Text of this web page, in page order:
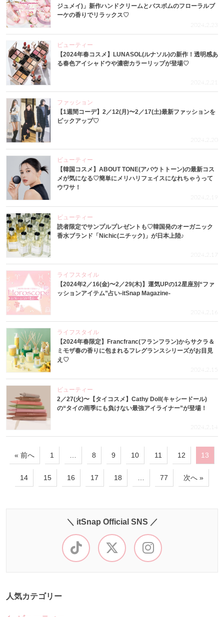
ジュメイ)」新作ハンドクリームとバスボムのフローラルブ
ーケの香りでリラックス♡
2024.2.23
ビューティー
【2024年春コスメ】LUNASOL(ルナソル)の新作！透明感あ
る春色アイシャドウや濃密カラーリップが登場♡
2024.2.21
ファッション
【1週間コーデ】2／12(月)〜2／17(土)最新ファッションを
ピックアップ♡
2024.2.20
ビューティー
【韓国コスメ】ABOUT TONE(アバウトトーン)の最新コス
メが気になる♡簡単にメリハリフェイスになれちゃうって
ウワサ！
2024.2.19
ビューティー
読者限定でサンプルプレゼントも♡韓国発のオーガニック
香水ブランド「Nichic(ニチック)」が日本上陸♪
2024.2.17
ライフスタイル
【2024年2／16(金)〜2／29(木)】運気UPの12星座別“ファ
ッションアイテム”占い-itSnap Magazine-
2024.2.16
ライフスタイル
【2024年春限定】Francfranc(フランフラン)からサクラ＆
ミモザ春の香りに包まれるフレグランスシリーズがお目見
え♡
2024.2.15
ビューティー
2／27(火)〜【タイコスメ】Cathy Doll(キャシードール)
の“タイの雨季にも負けない最強アイライナー”が登場！
2024.2.14
« 前へ 1 8 9 10 11 12 13
14 15 16 17 18 77 次へ »
＼ itSnap Official SNS ／
人気カテゴリー